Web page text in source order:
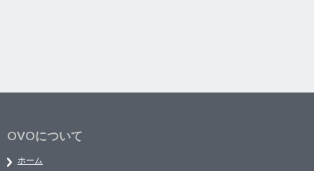
OVOについて
ホーム